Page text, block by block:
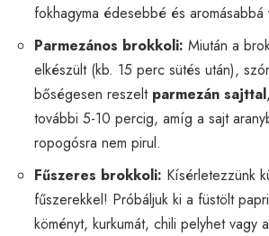
fokhagyma édesebbé és aromásabbá
Parmezános brokkoli: Miután a
elkészült (kb. 15 perc sütés után),
bőségesen reszelt parmezán sajttal
további 5-10 percig, amíg a sajt
ropogósra nem pirul.
Fűszeres brokkoli: Kísérletezzünk
fűszerekkel! Próbáljuk ki a füstölt
köményt, kurkumát, chili pelyhet vagy